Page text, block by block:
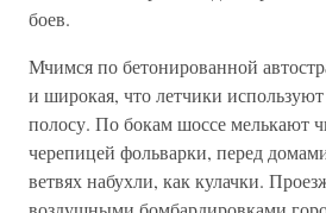
боев.
Мчимся по бетонированной
и широкая, что летчики
полосу. По бокам шоссе мелькают
черепицей фольварки, перед
ветвях набухли, как кулачки.